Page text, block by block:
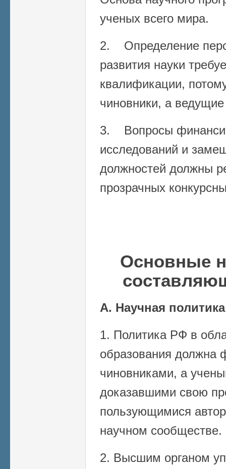
ученых всего мира.
2. Определение
развития науки
квалификации,
чиновники, а
3. Вопросы
исследований и
должностей должны
прозрачных
Основные
А. Научная
1. Политика РФ в
образования должна
чиновниками, а
доказавшими свою
пользующимися
научном сообществе.
2. Высшим органом